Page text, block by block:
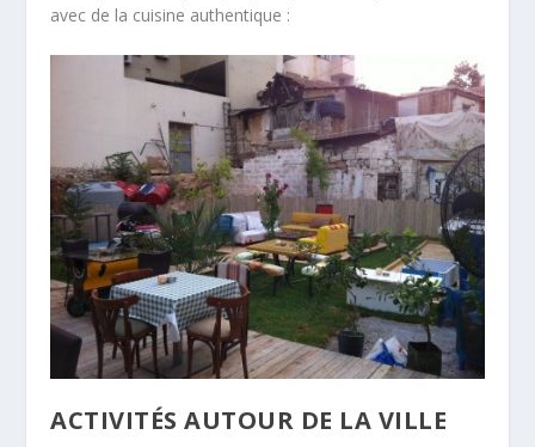
avec de la cuisine authentique :
ACTIVITÉS AUTOUR DE LA VILLE